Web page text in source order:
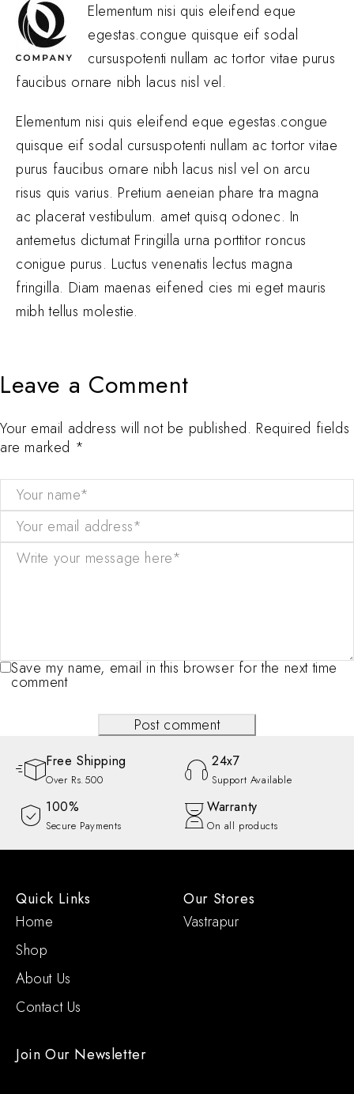
Elementum nisi quis eleifend eque
egestas.congue quisque eif sodal
cursuspotenti nullam ac tortor vitae purus
faucibus ornare nibh lacus nisl vel.
Elementum nisi quis eleifend eque egestas.congue
quisque eif sodal cursuspotenti nullam ac tortor vitae
purus faucibus ornare nibh lacus nisl vel on arcu
risus quis varius. Pretium aeneian phare tra magna
ac placerat vestibulum. amet quisq odonec. In
antemetus dictumat Fringilla urna porttitor roncus
conigue purus. Luctus venenatis lectus magna
fringilla. Diam maenas eifened cies mi eget mauris
mibh tellus molestie.
Leave a Comment
Your email address will not be published. Required fields
are marked *
Save my name, email in this browser for the next time
comment
Post comment
Free Shipping
Over Rs.500
24x7
Support Available
100%
Secure Payments
Warranty
On all products
Quick Links
Home
Shop
About Us
Contact Us
Our Stores
Vastrapur
Join Our Newsletter